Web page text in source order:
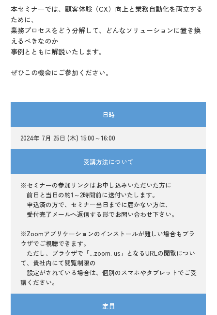
本セミナーでは、顧客体験（CX）向上と業務自動化を両立する
ために、
業務プロセスをどう分解して、どんなソリューションに置き換
えるべきなのか
事例とともに解説いたします。
ぜひこの機会にご参加ください。
日時
2024年 7月 25日 (木) 15:00～16:00
受講方法について
※セミナーの参加リンクはお申し込みいただいた方に
前日と当日の約1～2時間前に送付いたします。
申込済の方で、セミナー当日までに届かない方は、
受付完了メールへ返信する形でお問い合わせ下さい。
※Zoomアプリケーションのインストールが難しい場合もブラ
ウザでご視聴できます。
ただし、ブラウザで「...zoom. us」となるURLの閲覧につい
て、貴社内にて閲覧制限の
設定がされている場合は、個別のスマホやタブレットでご受
講ください。
定員